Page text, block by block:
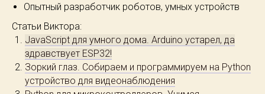
Опытный разработчик роботов, умных устройств
Статьи Виктора:
JavaScript для умного дома. Arduino устарел, да
здравствует ESP32!
Зоркий глаз. Собираем и программируем на Python
устройство для видеонаблюдения